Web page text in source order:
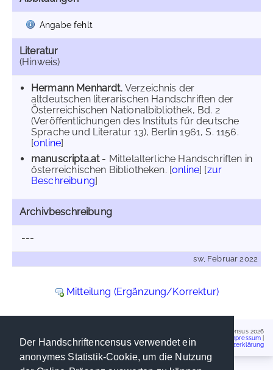
Der Handschriftencensus verwendet ein
anonymes Statistik-Cookie, um die Nutzung
Angabe fehlt
Literatur
(Hinweis)
Hermann Menhardt, Verzeichnis der
altdeutschen literarischen Handschriften der
Österreichischen Nationalbibliothek, Bd. 2
(Veröffentlichungen des Instituts für deutsche
Sprache und Literatur 13), Berlin 1961, S. 1156.
[online]
manuscripta.at- Mittelalterliche Handschriften in
österreichischen Bibliotheken. [online] [zur
Beschreibung]
Archivbeschreibung
---
sw, Februar 2022
Mitteilung (Ergänzung/Korrektur)
Handschriftencensus 2026
Impressum
Datenschutzerklärung